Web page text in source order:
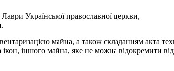
Української православної церкви,
майна, а також складанням акта
ікон, іншого майна, яке не можна відокремити